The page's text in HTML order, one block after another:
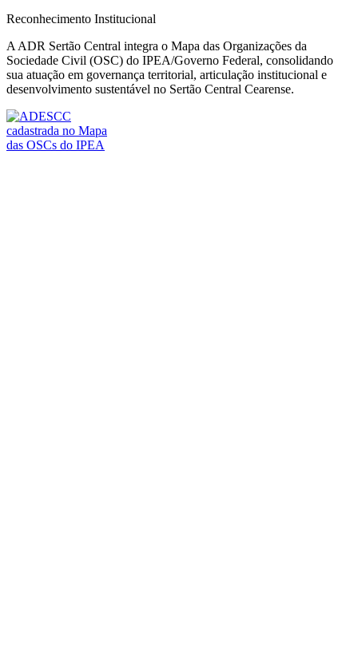
Reconhecimento Institucional
A ADR Sertão Central integra o Mapa das Organizações da
Sociedade Civil (OSC) do IPEA/Governo Federal, consolidando
sua atuação em governança territorial, articulação institucional e
desenvolvimento sustentável no Sertão Central Cearense.